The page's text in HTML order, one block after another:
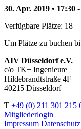
30. Apr. 2019 • 17:30
Verfügbare Plätze: 18
Um Plätze zu buchen
AIV Düsseldorf e.V.
c/o TK+ Ingenieure
Hildebrandtstraße 4F
40215 Düsseldorf
T +49 (0) 211 301 215
Mitgliederlogin
Impressum Datenschutz